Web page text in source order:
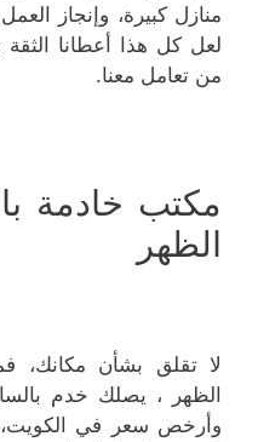
منازل كبيرة، وإنجاز
لعل كل هذا أعطانا الثقة
من تعامل معنا.
مكتب خادمة
الظهر
لا تقلق بشأن مكانك،
الظهر ، يصلك خدم
وأرخص سعر في الكويت،